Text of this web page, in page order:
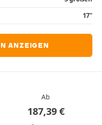
17"
ANZEIGEN
Ab
187,39 €